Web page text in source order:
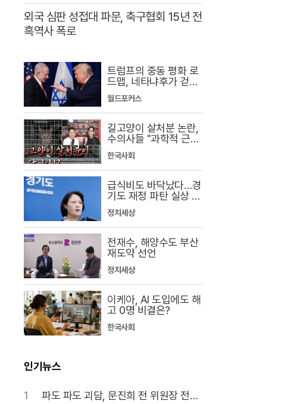
외국 심판 성접대 파문, 축구협회 15년 전
흑역사 폭로
트럼프의 중동 평화 로
드맵, 네타냐후가 걷어
찬 이유
월드포커스
길고양이 살처분 논란,
수의사들 "과학적 근거
부족"
한국사회
급식비도 바닥났다…경
기도 재정 파탄 실상 공
개
정치세상
전재수, 해양수도 부산
재도약 선언
정치세상
이케아, AI 도입에도 해
고 0명 비결은?
한국사회
인기뉴스
1
파도 파도 괴담, 문진희 전 위원장 전면